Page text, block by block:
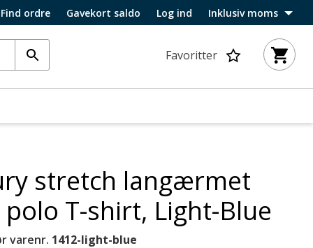
Find ordre Gavekort saldo Log ind Inklusiv moms
Favoritter
stretch langærmet
T-shirt, Light-Blue
varenr. 1412-light-blue